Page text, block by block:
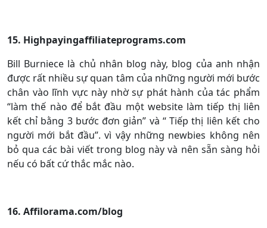
15. Highpayingaffiliateprograms.com
Bill Burniece là chủ nhân blog này, blog của anh nhận
được rất nhiều sự quan tâm của những người mới bước
chân vào lĩnh vực này nhờ sự phát hành của tác phẩm
“làm thế nào để bắt đầu một website làm tiếp thị liên
kết chỉ bằng 3 bước đơn giản” và “ Tiếp thị liên kết cho
người mới bắt đầu”. vì vậy những newbies không nên
bỏ qua các bài viết trong blog này và nên sẵn sàng hỏi
nếu có bất cứ thắc mắc nào.
16. Affilorama.com/blog